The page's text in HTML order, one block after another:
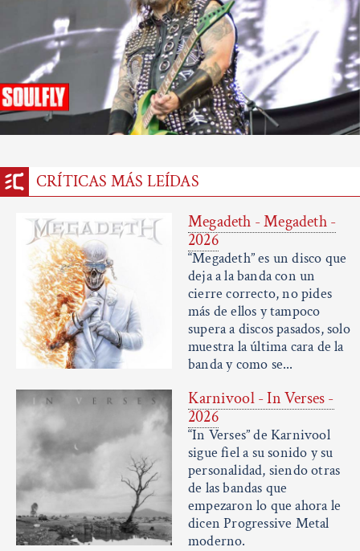
CRÍTICAS MÁS LEÍDAS
Megadeth - Megadeth -
2026
“Megadeth” es un disco que
deja a la banda con un
cierre correcto, no pides
más de ellos y tampoco
supera a discos pasados, solo
muestra la última cara de la
banda y como se...
Karnivool - In Verses -
2026
“In Verses” de Karnivool
sigue fiel a su sonido y su
personalidad, siendo otras
de las bandas que
empezaron lo que ahora le
dicen Progressive Metal
moderno.